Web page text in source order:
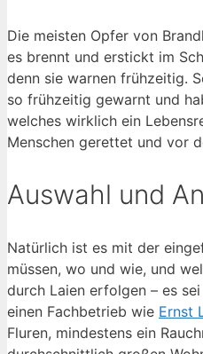
Die meisten Opfer von
es brennt und erstickt im
denn sie warnen frühzeitig.
so frühzeitig gewarnt und
welches wirklich ein
Menschen gerettet und vor
Auswahl und
Natürlich ist es mit der
müssen, wo und wie, und
durch Laien erfolgen – es
einen Fachbetrieb wie Ernst
Fluren, mindestens ein